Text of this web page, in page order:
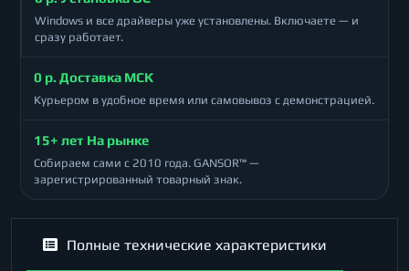
Windows и все драйверы уже установлены. Включаете — и
сразу работает.
0 р. Доставка МСК
Курьером в удобное время или самовывоз с демонстрацией.
15+ лет На рынке
Собираем сами с 2010 года. GANSOR™ —
зарегистрированный товарный знак.
Полные технические характеристики